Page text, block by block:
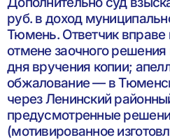
руб. в доход
Тюмень. Ответчик вправе
отмене заочного решения
дня вручения копии;
обжалование — в
через Ленинский
предусмотренные
(мотивированное